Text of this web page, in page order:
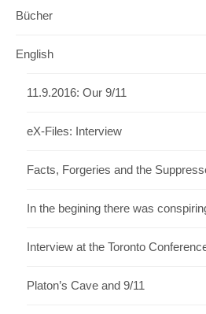
Bücher
English
11.9.2016: Our 9/11
eX-Files: Interview
Facts, Forgeries and the
In the begining there was
Interview at the Toronto
Platon’s Cave and 9/11